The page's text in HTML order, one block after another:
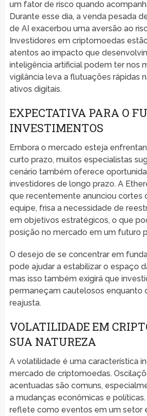
um fator de risco quando
Durante esse dia, a venda pesada
de AI exacerbou uma aversão ao
Investidores em criptomoedas
atentos ao impacto que
inteligência artificial podem ter nos
vigilância leva a flutuações rápidas
ativos digitais.
EXPECTATIVA PARA O
INVESTIMENTOS
Embora o mercado esteja
curto prazo, muitos especialistas
cenário também oferece
investidores de longo prazo. A
que recentemente anunciou cortes
equipe, frisa a necessidade de
em objetivos estratégicos, o que
posição no mercado em um futuro
O desejo de se concentrar em
pode ajudar a estabilizar o espaço
mas isso também exigirá que
permaneçam cautelosos enquanto
reajusta.
VOLATILIDADE EM
SUA NATUREZA
A volatilidade é uma característica
mercado de criptomoedas.
acentuadas são comuns,
a mudanças econômicas e
reflete como eventos em um setor